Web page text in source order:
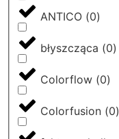
ANTICO (0)
błyszcząca (0)
Colorflow (0)
Colorfusion (0)